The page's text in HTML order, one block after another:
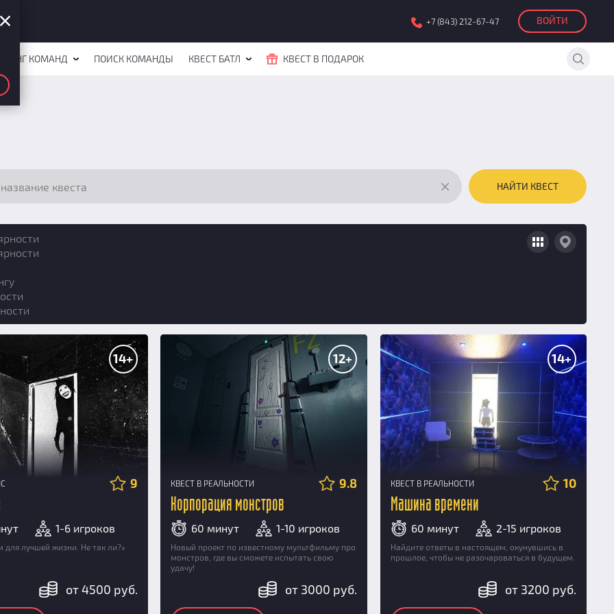
+7 (843) 212-67-47 ВОЙТИ
КОМАНД ПОИСК КОМАНДЫ КВЕСТ БАТЛ
КВЕСТ В ПОДАРОК
НАЙТИ КВЕСТ
14+
9
1-6 игроков
для лучшей жизни. Не так ли?»
от 4500 руб.
12+
КВЕСТ В РЕАЛЬНОСТИ 9.8
Корпорация монстров
60 минут 1-10 игроков
Новый проект по известному мультфильму про
монстров, где вы сможете испытать свою
удачу!
от 3000 руб.
14+
КВЕСТ В РЕАЛЬНОСТИ 10
Машина времени
60 минут 2-15 игроков
Найдите ответы в настоящем, окунувшись в
прошлое, чтобы не разочароваться в будущем.
от 3200 руб.